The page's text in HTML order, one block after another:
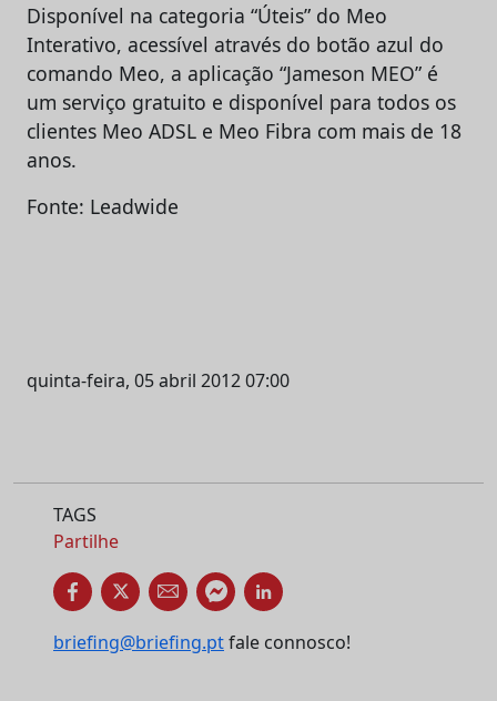
Disponível na categoria “Úteis” do Meo
Interativo, acessível através do botão azul do
comando Meo, a aplicação “Jameson MEO” é
um serviço gratuito e disponível para todos os
clientes Meo ADSL e Meo Fibra com mais de 18
anos.
Fonte: Leadwide
quinta-feira, 05 abril 2012 07:00
TAGS
Partilhe
briefing@briefing.ptfale connosco!